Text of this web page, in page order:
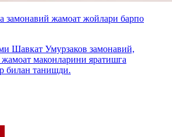
замонавий жамоат жойлари барпо
Шавкат Умурзаков замонавий,
маконларини яратишга
билан танишди.